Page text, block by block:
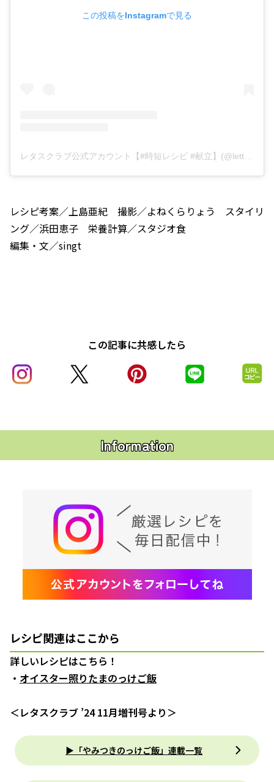
この投稿をInstagramで見る
レシピ考案／上島亜紀 撮影／よねくらりょう スタイリ
ング／浜田恵子 栄養計算／スタジオ食
編集・文／singt
この記事に共感したら
Information
レシピ関連はここから
詳しいレシピはこちら！
・ オイスター照りたまのっけご飯
＜レタスクラブ ’24 11月増刊号より＞
▶「やみつきのっけご飯」連載一覧